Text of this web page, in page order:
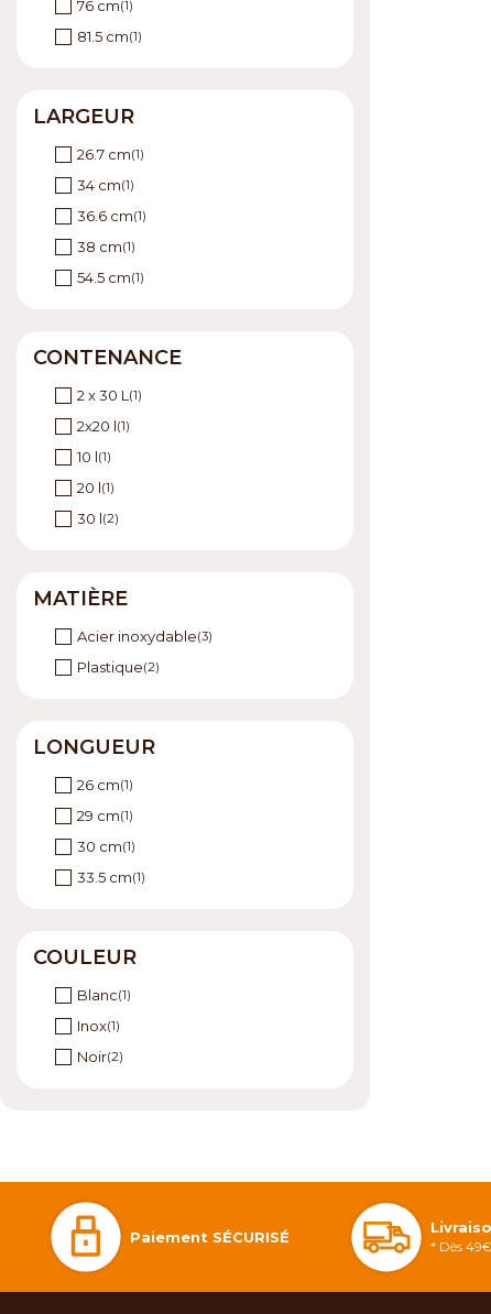
76 cm(1)
81.5 cm(1)
LARGEUR
26.7 cm(1)
34 cm(1)
36.6 cm(1)
38 cm(1)
54.5 cm(1)
CONTENANCE
2 x 30 L (1)
2x20 l(1)
10 l(1)
20 l(1)
30 l(2)
MATIÈRE
Acier inoxydable(3)
Plastique(2)
LONGUEUR
26 cm(1)
29 cm(1)
30 cm(1)
33.5 cm(1)
COULEUR
Blanc(1)
Inox(1)
Noir(2)
Paiement SÉCURISÉ
* Dès